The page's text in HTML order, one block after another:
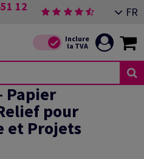
12 FR
Papier
pour
et Projets